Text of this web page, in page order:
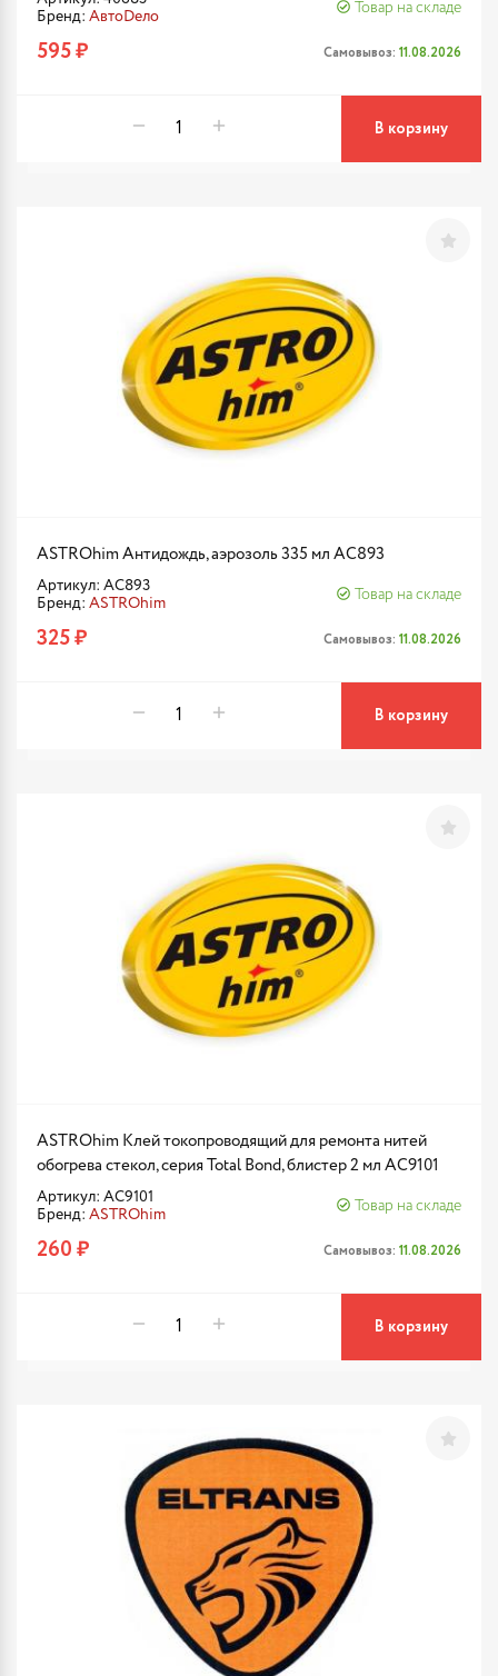
Бренд: АвтоDело
Товар на складе
595 ₽ Самовывоз: 11.08.2026
В корзину
ASTROhim Антидождь, аэрозоль 335 мл AC893
Артикул: AC893
Бренд: ASTROhim
Товар на складе
325 ₽ Самовывоз: 11.08.2026
В корзину
ASTROhim Клей токопроводящий для ремонта нитей
обогрева стекол, серия Total Bond, блистер 2 мл AC9101
Артикул: AC9101
Бренд: ASTROhim
Товар на складе
260 ₽ Самовывоз: 11.08.2026
В корзину